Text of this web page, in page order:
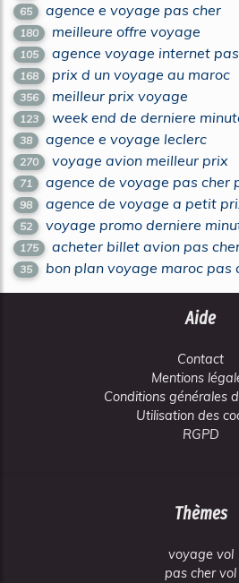
65 agence e voyage pas cher
180 meilleure offre voyage
105 agence voyage internet
168 prix d un voyage au maroc
356 meilleur prix voyage
123 week end de derniere
38 agence e voyage leclerc
270 voyage avion meilleur prix
71 agence de voyage pas cher
98 agence de voyage a petit
52 voyage promo derniere
175 acheter billet avion pas
35 bon plan voyage maroc pas
Aide
Contact
Mentions
Conditions générales
Utilisation des
RGPD
Thèmes
voyage vol
pas cher vol